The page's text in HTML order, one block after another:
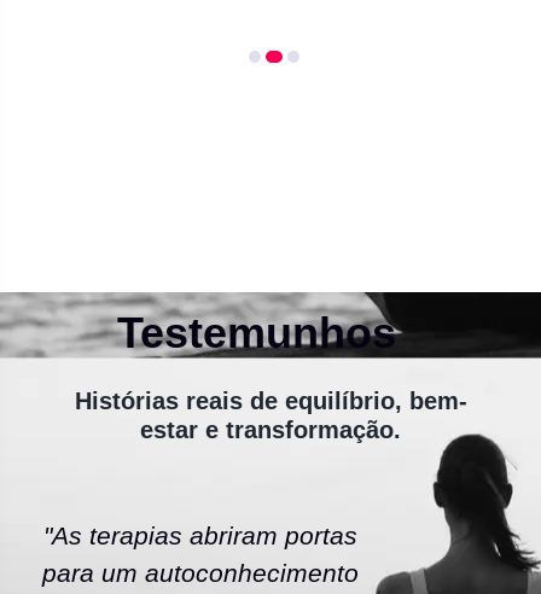
Testemunhos
Histórias reais de equilíbrio, bem-
estar e transformação.
"As terapias abriram portas
para um autoconhecimento
"A
escola